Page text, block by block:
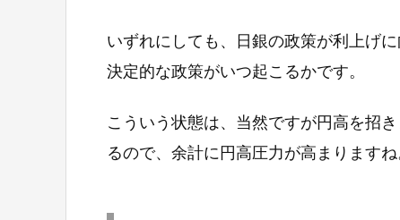
いずれにしても、日銀の政策が利上げ
決定的な政策がいつ起こるかです。
こういう状態は、当然ですが円高を招
るので、余計に円高圧力が高まりますね